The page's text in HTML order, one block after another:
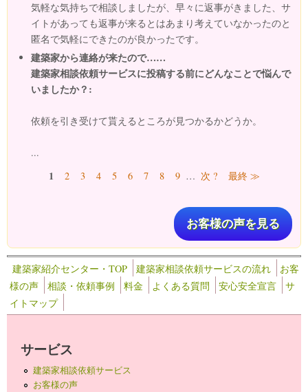
気軽な気持ちで相談しましたが、早々に返事がきました、サ
イトがあっても返事が来るとはあまり考えていなかったのと
匿名で気軽にできたのが良かったです。
建築家から連絡が来たので……
建築家相談依頼サービスに投稿する前にどんなことで悩んで
いましたか？:
依頼を引き受けて貰えるところが見つかるかどうか。
...
ページ1 2 3 4 5 6 7 8 9 … 次 ? 最終 ≫
お客様の声を見る
建築家紹介センター・TOP 建築家相談依頼サービスの流れ
お客
様の声
相談・依頼事例 料金 よくある質問 安心安全宣言
サ
イトマップ
サービス
建築家相談依頼サービス
お客様の声